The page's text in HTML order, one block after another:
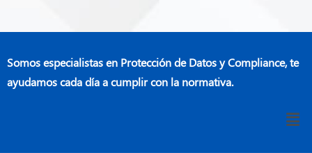
Somos especialistas en Protección de Datos y Compliance, te
ayudamos cada día a cumplir con la normativa.